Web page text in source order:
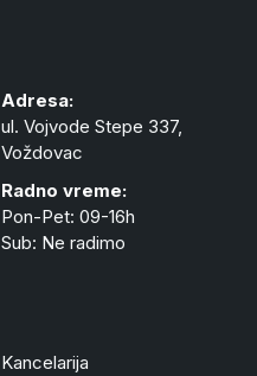
Adresa:
ul. Vojvode Stepe 337,
Voždovac
Radno vreme:
Pon-Pet: 09-16h
Sub: Ne radimo
Kancelarija